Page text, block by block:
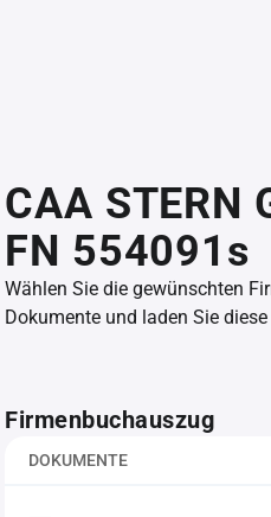
CAA STERN
FN 554091s
Wählen Sie die gewünschten
Dokumente und laden Sie
Firmenbuchauszug
DOKUMENTE